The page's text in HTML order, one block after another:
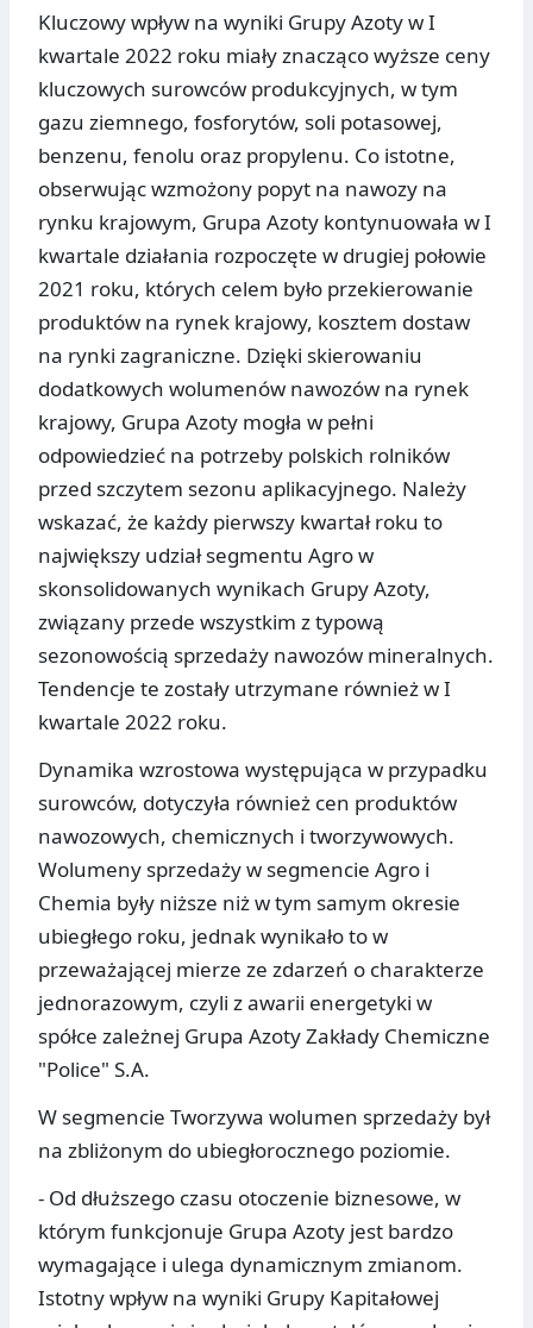
Kluczowy wpływ na wyniki Grupy Azoty w I
kwartale 2022 roku miały znacząco wyższe ceny
kluczowych surowców produkcyjnych, w tym
gazu ziemnego, fosforytów, soli potasowej,
benzenu, fenolu oraz propylenu. Co istotne,
obserwując wzmożony popyt na nawozy na
rynku krajowym, Grupa Azoty kontynuowała w I
kwartale działania rozpoczęte w drugiej połowie
2021 roku, których celem było przekierowanie
produktów na rynek krajowy, kosztem dostaw
na rynki zagraniczne. Dzięki skierowaniu
dodatkowych wolumenów nawozów na rynek
krajowy, Grupa Azoty mogła w pełni
odpowiedzieć na potrzeby polskich rolników
przed szczytem sezonu aplikacyjnego. Należy
wskazać, że każdy pierwszy kwartał roku to
największy udział segmentu Agro w
skonsolidowanych wynikach Grupy Azoty,
związany przede wszystkim z typową
sezonowością sprzedaży nawozów mineralnych.
Tendencje te zostały utrzymane również w I
kwartale 2022 roku.
Dynamika wzrostowa występująca w przypadku
surowców, dotyczyła również cen produktów
nawozowych, chemicznych i tworzywowych.
Wolumeny sprzedaży w segmencie Agro i
Chemia były niższe niż w tym samym okresie
ubiegłego roku, jednak wynikało to w
przeważającej mierze ze zdarzeń o charakterze
jednorazowym, czyli z awarii energetyki w
spółce zależnej Grupa Azoty Zakłady Chemiczne
"Police" S.A.
W segmencie Tworzywa wolumen sprzedaży był
na zbliżonym do ubiegłorocznego poziomie.
- Od dłuższego czasu otoczenie biznesowe, w
którym funkcjonuje Grupa Azoty jest bardzo
wymagające i ulega dynamicznym zmianom.
Istotny wpływ na wyniki Grupy Kapitałowej